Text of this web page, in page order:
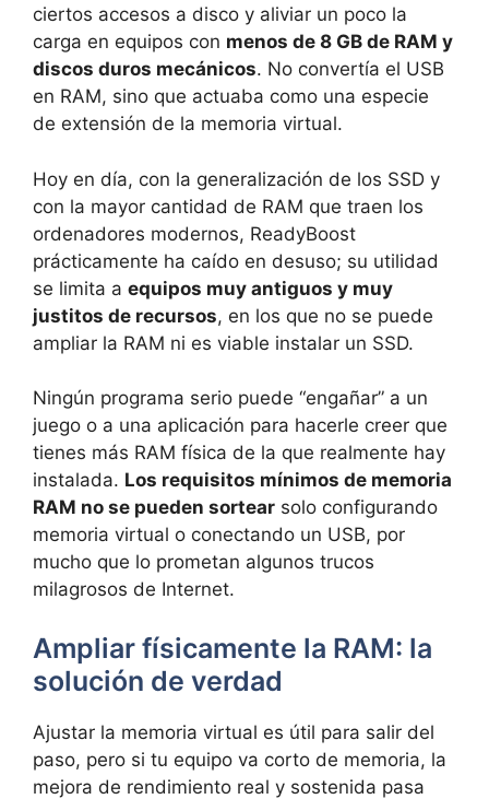
ciertos accesos a disco y aliviar un poco la
carga en equipos con menos de 8 GB de RAM y
discos duros mecánicos. No convertía el USB
en RAM, sino que actuaba como una especie
de extensión de la memoria virtual.
Hoy en día, con la generalización de los SSD y
con la mayor cantidad de RAM que traen los
ordenadores modernos, ReadyBoost
prácticamente ha caído en desuso; su utilidad
se limita a equipos muy antiguos y muy
justitos de recursos, en los que no se puede
ampliar la RAM ni es viable instalar un SSD.
Ningún programa serio puede “engañar” a un
juego o a una aplicación para hacerle creer que
tienes más RAM física de la que realmente hay
instalada. Los requisitos mínimos de memoria
RAM no se pueden sortear solo configurando
memoria virtual o conectando un USB, por
mucho que lo prometan algunos trucos
milagrosos de Internet.
Ampliar físicamente la RAM: la
solución de verdad
Ajustar la memoria virtual es útil para salir del
paso, pero si tu equipo va corto de memoria, la
mejora de rendimiento real y sostenida pasa